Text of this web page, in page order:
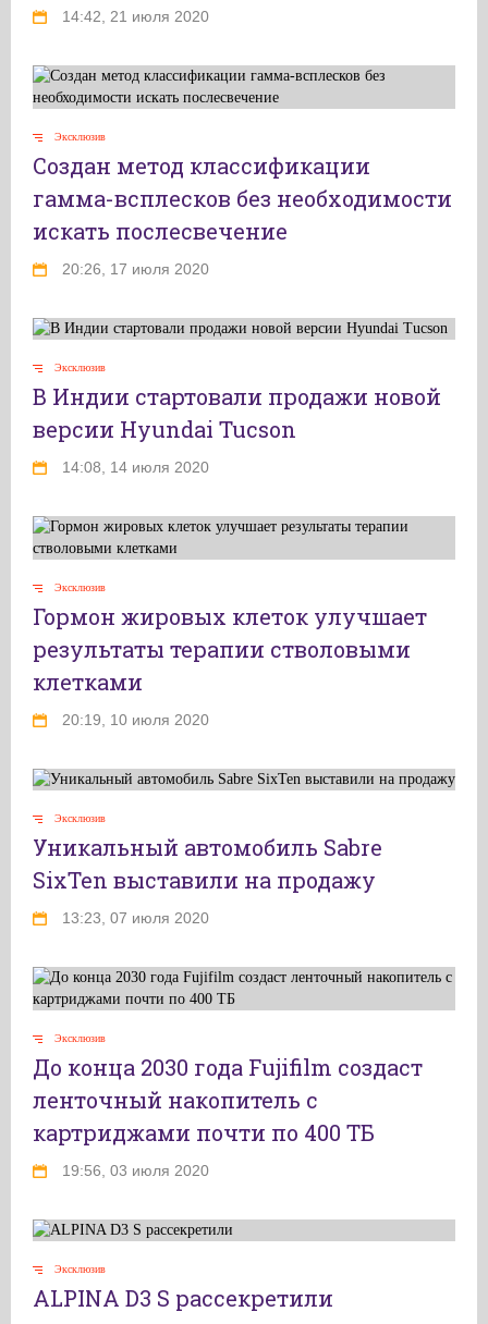
14:42, 21 июля 2020
Эксклюзив
Создан метод классификации
гамма-всплесков без необходимости
искать послесвечение
20:26, 17 июля 2020
Эксклюзив
В Индии стартовали продажи новой
версии Hyundai Tucson
14:08, 14 июля 2020
Эксклюзив
Гормон жировых клеток улучшает
результаты терапии стволовыми
клетками
20:19, 10 июля 2020
Эксклюзив
Уникальный автомобиль Sabre
SixTen выставили на продажу
13:23, 07 июля 2020
Эксклюзив
До конца 2030 года Fujifilm создаст
ленточный накопитель с
картриджами почти по 400 ТБ
19:56, 03 июля 2020
Эксклюзив
ALPINA D3 S рассекретили